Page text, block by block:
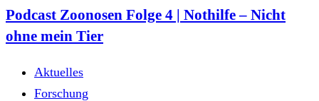
Podcast Zoonosen Folge 4 | Nothilfe ‒ Nicht
ohne mein Tier
Aktuelles
Forschung